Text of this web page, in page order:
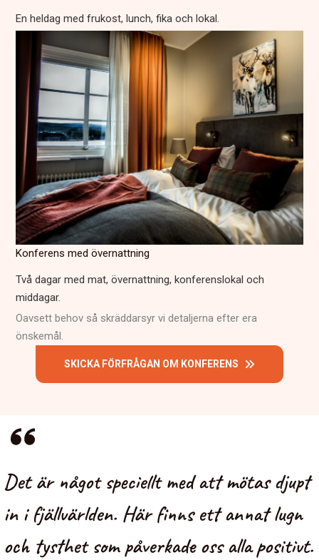
En heldag med frukost, lunch, fika och lokal.
Konferens med övernattning
Två dagar med mat, övernattning, konferenslokal och
middagar.
Oavsett behov så skräddarsyr vi detaljerna efter era
önskemål.
SKICKA FÖRFRÅGAN OM KONFERENS
Det är något speciellt med att mötas djupt
in i fjällvärlden. Här finns ett annat lugn
och tysthet som påverkade oss alla positivt.